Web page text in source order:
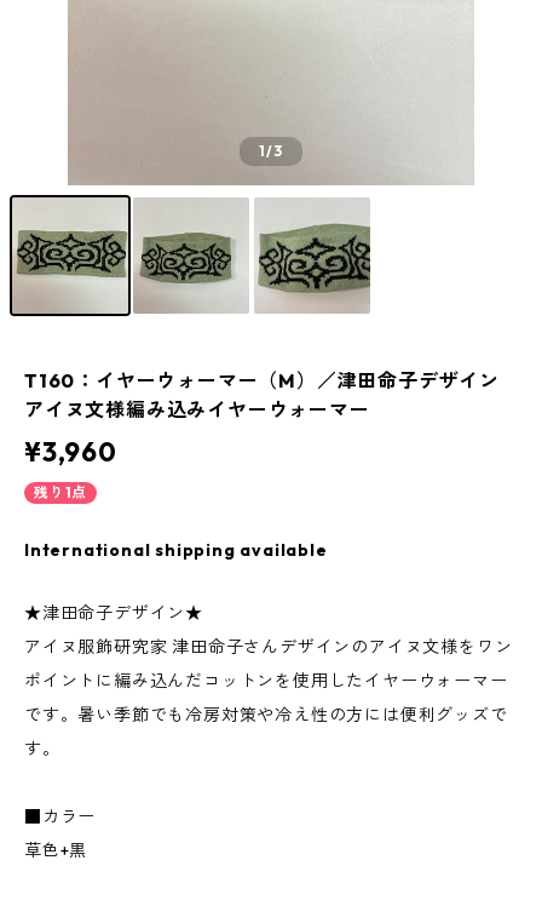
1/3
T160：イヤーウォーマー（M）／津田命子デザイン
アイヌ文様編み込みイヤーウォーマー
¥3,960
残り1点
International shipping available
★津田命子デザイン★
アイヌ服飾研究家 津田命子さんデザインのアイヌ文様をワン
ポイントに編み込んだコットンを使用したイヤーウォーマー
です。暑い季節でも冷房対策や冷え性の方には便利グッズで
す。
■カラー
草色+黒